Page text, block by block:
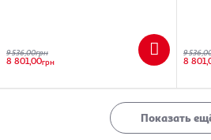
9 536,00грн
8 801,00грн
9
8
Показать